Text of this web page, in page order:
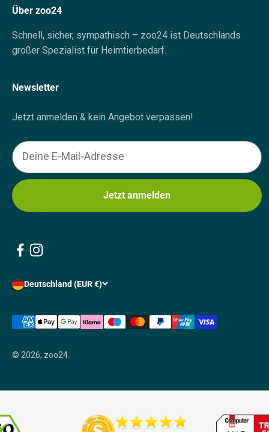
Über zoo24
Schnell, sicher, sympathisch – zoo24 ist Deutschlands
großer Spezialist für Heimtierbedarf.
Newsletter
Jetzt anmelden & kein Angebot verpassen!
Email
Jetzt anmelden
Deutschland (EUR €)
© 2026, zoo24.